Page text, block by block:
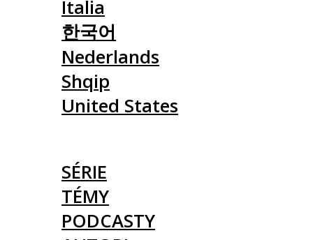
Italia
한국어
Nederlands
Shqip
United States
SÉRIE
TÉMY
PODCASTY